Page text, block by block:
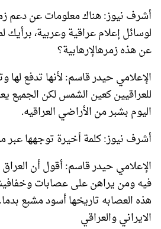
أشرف نيوز: هناك معلومات عن دعم
لوسائل إعلام عراقية وعربية، برأيك
عن هذه زمرهالإرهابية؟
الإعلامي حيدر قاسم: لأنها تدفع لها
للعراقيين كعين الشمس لكن الجميع
اليوم بشبر من الأراضي العراقيه.
أشرف نيوز: كلمة أخيرة توجهها عبر
الإعلامي حيدر قاسم: أقول أن
فيه ومن يراهن على عصابات
هذه العصابه تاريخها أسود مشبع
الايراني والعراقي